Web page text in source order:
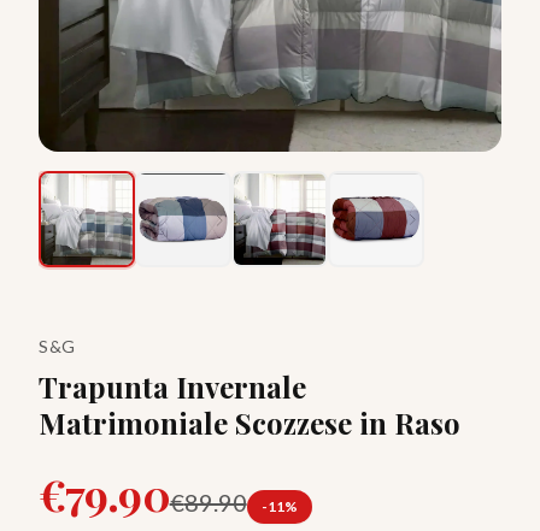
S&G
Trapunta Invernale
Matrimoniale Scozzese in Raso
€79.90€89.90 -11%